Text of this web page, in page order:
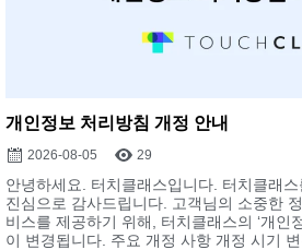
개인정보 처리방침 개정 안내
2026-08-05 29
안녕하세요. 터치클래스입니다. 터치클래
진심으로 감사드립니다. 고객님의 소중한
비스를 제공하기 위해, 터치클래스의 ‘개인
이 변경됩니다. 주요 개정 사항 개정 시기 변